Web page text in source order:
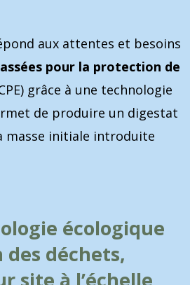
aux attentes et besoins
pour la protection de
grâce à une technologie
de produire un digestat
masse initiale introduite
écologique
déchets,